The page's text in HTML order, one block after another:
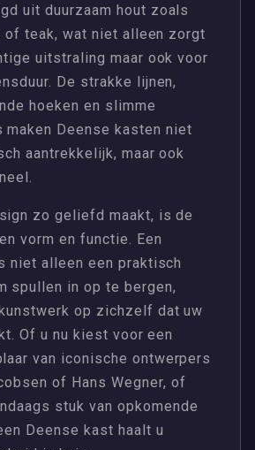
uit duurzaam hout zoals
of teak, wat niet alleen zorgt
uitstraling maar ook voor
De strakke lijnen,
hoeken en slimme
maken Deense kasten niet
aantrekkelijk, maar ook
zo geliefd maakt, is de
vorm en functie. Een
niet alleen een praktisch
spullen in op te bergen,
op zichzelf dat uw
Of u nu kiest voor een
van iconische ontwerpers
of Hans Wegner, of
stuk van opkomende
Deense kast haalt u